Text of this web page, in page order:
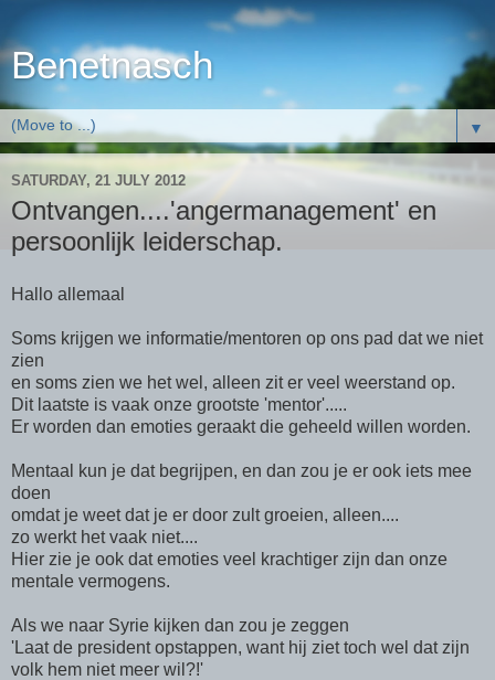
Benetnasch
▼
SATURDAY, 21 JULY 2012
Ontvangen....'angermanagement' en
persoonlijk leiderschap.
Hallo allemaal
Soms krijgen we informatie/mentoren op ons pad dat we niet
zien
en soms zien we het wel, alleen zit er veel weerstand op.
Dit laatste is vaak onze grootste 'mentor'.....
Er worden dan emoties geraakt die geheeld willen worden.
Mentaal kun je dat begrijpen, en dan zou je er ook iets mee
doen
omdat je weet dat je er door zult groeien, alleen....
zo werkt het vaak niet....
Hier zie je ook dat emoties veel krachtiger zijn dan onze
mentale vermogens.
Als we naar Syrie kijken dan zou je zeggen
'Laat de president opstappen, want hij ziet toch wel dat zijn
volk hem niet meer wil?!'